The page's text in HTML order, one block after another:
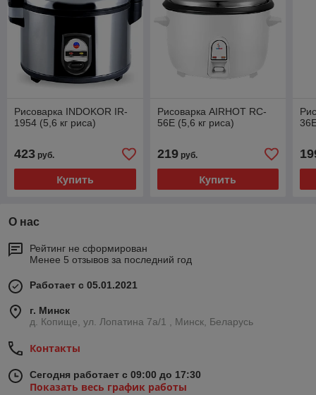
Рисоварка INDOKOR IR-
1954 (5,6 кг риса)
423 руб.
Купить
Рисоварка AIRHOT RC-
56E (5,6 кг риса)
219руб.
Купить
О нас
Рейтинг не сформирован
Менее 5 отзывов за последний год
Работает с 05.01.2021
г. Минск
д. Копище, ул. Лопатина 7а/1 , Минск, Беларусь
Контакты
Сегодня работает с 09:00 до 17:30
Показать весь график работы